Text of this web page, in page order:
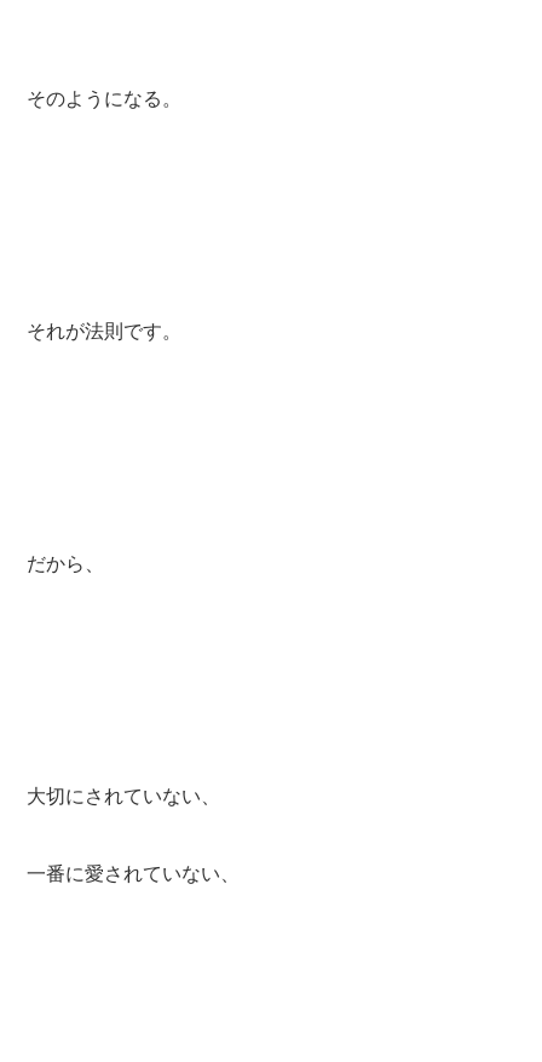
そのようになる。
それが法則です。
だから、
大切にされていない、
一番に愛されていない、